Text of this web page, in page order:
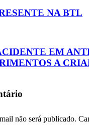
NA BTL
EM
A
não será publicado.